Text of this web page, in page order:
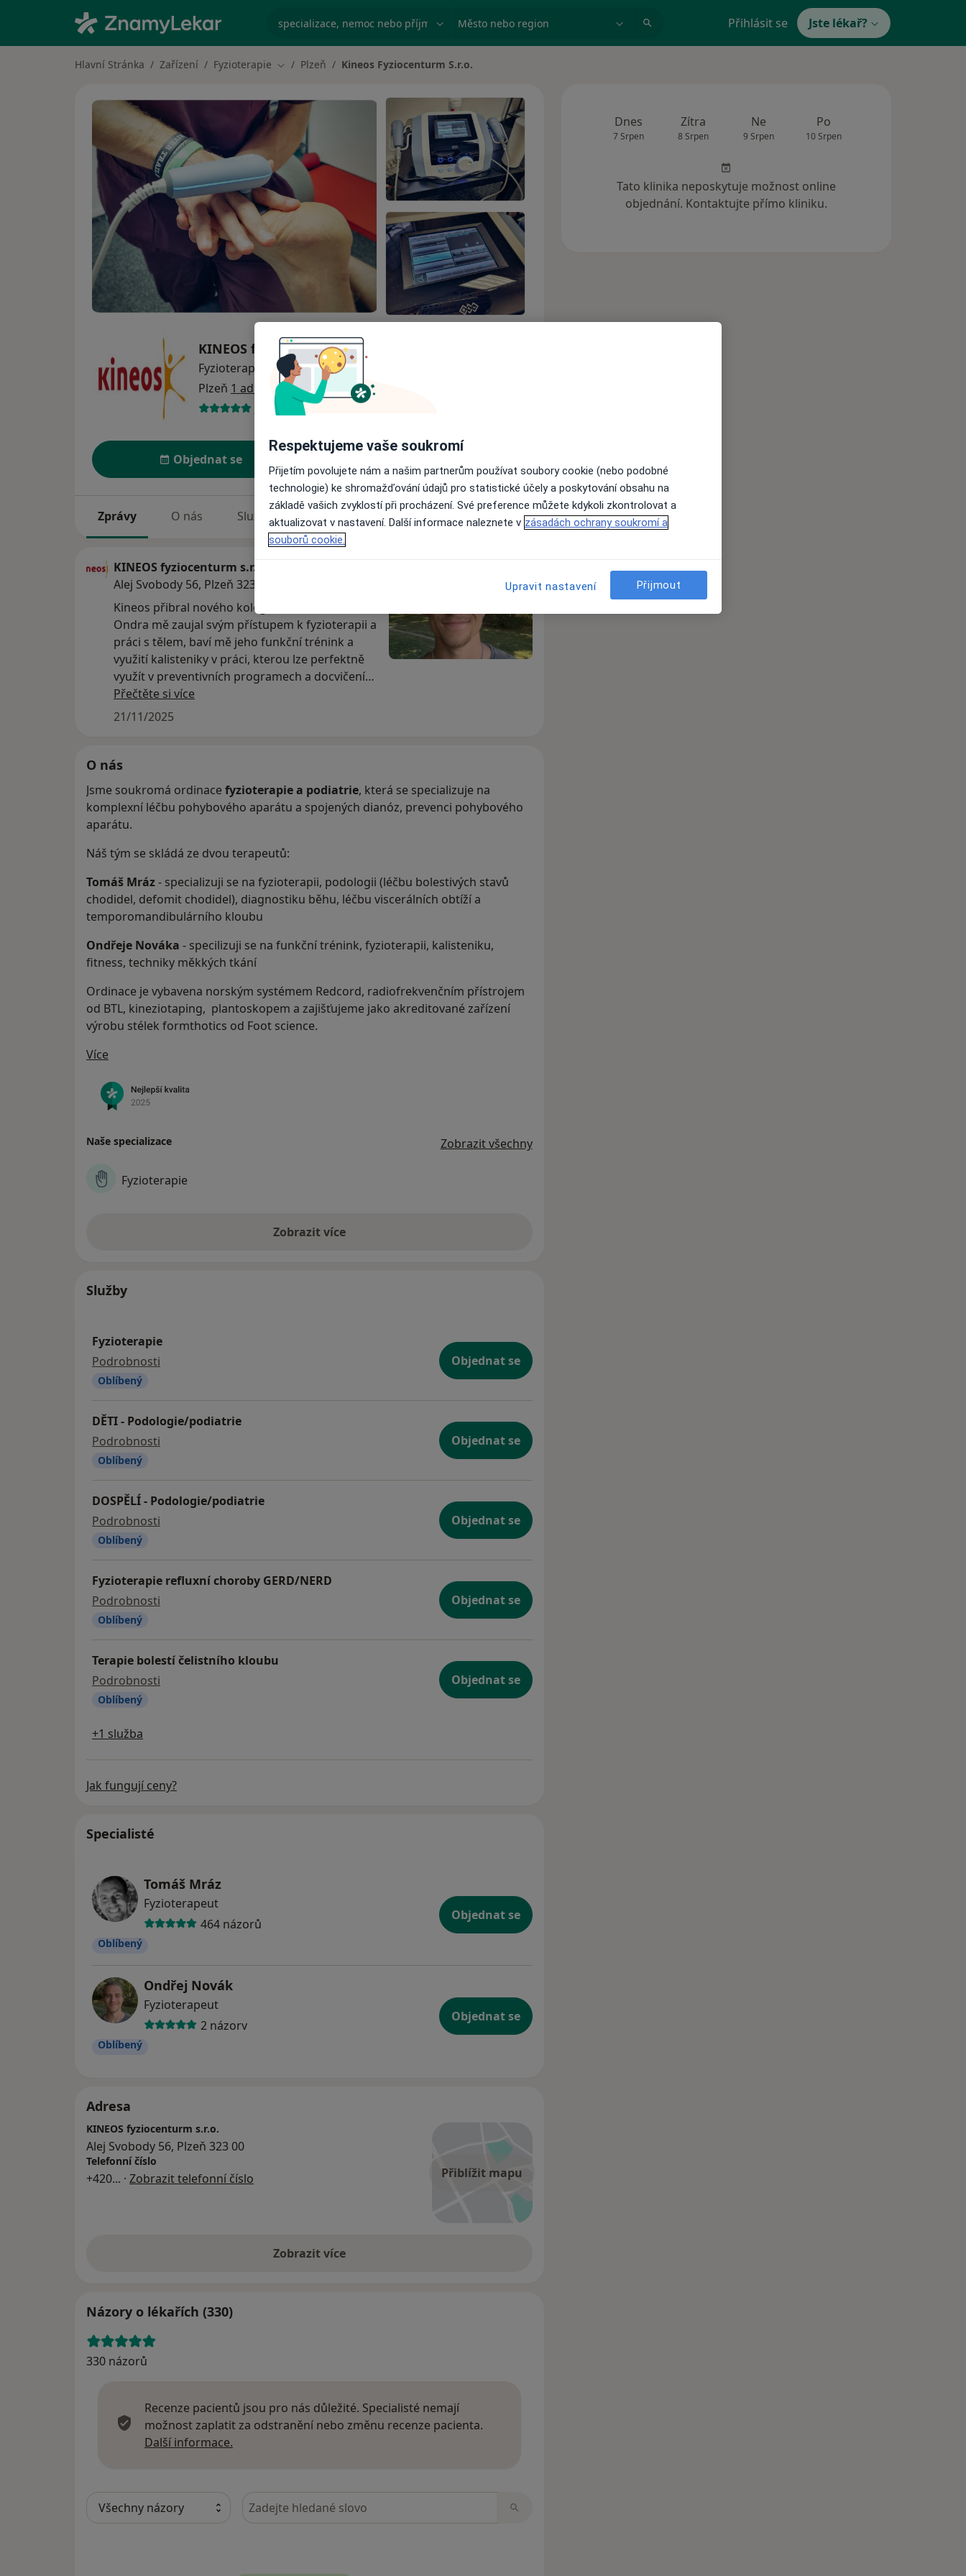
specializace, nemoc nebo příjmení Město nebo region Přihlásit se Jste lékař?
Hlavní Stránka Zařízení Fyzioterapie Změna města
Plzeň Kineos Fyziocenturm S.r.o.
KINEOS fyziocenturm s.r.o.
Fyzioterapie
Více
Plzeň 1 adresa
330 názorů
Objednat se
Zprávy O nás Služby Specialisté Adresy Názory
KINEOS fyziocenturm s.r.o.
Alej Svobody 56, Plzeň 323 00
Kineos přibral nového kolegu Ondru Nováka!!!
Ondra mě zaujal svým přístupem k fyzioterapii a
práci s tělem, baví mě jeho funkční trénink a
využití kalisteniky v práci, kterou lze perfektně
využít v preventivních programech a docvičení
po úrazech při návratu do sportu.
Pokud hledáte brzký termín fyzioterapie využijte
bolestmi zad, prevencí, návratem po zranění ke
Přečtěte si více
21/11/2025
O nás
Jsme soukromá ordinace fyzioterapie a podiatrie, která se specializuje na
komplexní léčbu pohybového aparátu a spojených dianóz, prevenci pohybového
aparátu.
Náš tým se skládá ze dvou terapeutů:
Tomáš Mráz- specializuji se na fyzioterapii, podologii (léčbu bolestivých stavů
chodidel, defomit chodidel), diagnostiku běhu, léčbu viscerálních obtíží a
temporomandibulárního kloubu
Ondřeje Nováka - specilizuji se na funkční trénink, fyzioterapii, kalisteniku,
fitness, techniky měkkých tkání
Ordinace je vybavena norským systémem Redcord, radiofrekvenčním přístrojem
od BTL, kineziotaping, plantoskopem a zajišťujeme jako akreditované zařízení
výrobu stélek formthotics od Foot science.
Více
Naše specializace Zobrazit všechny
Fyzioterapie
Zobrazit více
Služby
Fyzioterapie
Podrobnosti
Oblíbený
Objednat se
DĚTI - Podologie/podiatrie
Podrobnosti
Oblíbený
Objednat se
DOSPĚLÍ - Podologie/podiatrie
Podrobnosti
Oblíbený
Objednat se
Fyzioterapie refluxní choroby GERD/NERD
Podrobnosti
Oblíbený
Objednat se
Terapie bolestí čelistního kloubu
Podrobnosti
Oblíbený
Objednat se
+1 služba
Jak fungují ceny?
Specialisté
Tomáš Mráz
Fyzioterapeut
464 názorů
Oblíbený
Objednat se
Ondřej Novák
Fyzioterapeut
2 názory
Oblíbený
Objednat se
Adresa
Přiblížit mapu
KINEOS fyziocenturm s.r.o.
Alej Svobody 56, Plzeň 323 00
Telefonní číslo
+420... · Zobrazit telefonní číslo
Zobrazit více
Názory o lékařích (330)
330 názorů
Recenze pacientů jsou pro nás důležité. Specialisté nemají
možnost zaplatit za odstranění nebo změnu recenze pacienta.
Další informace.
Hledejte v názorech
Dnes
7 Srpen
Zítra
8 Srpen
Ne
9 Srpen
Po
10 Srpen
Tato klinika neposkytuje možnost online
objednání. Kontaktujte přímo kliniku.
Respektujeme vaše soukromí
Přijetím povolujete nám a našim partnerům používat soubory cookie (nebo podobné
technologie) ke shromažďování údajů pro statistické účely a poskytování obsahu na
základě vašich zvyklostí při procházení. Své preference můžete kdykoli zkontrolovat a
aktualizovat v nastavení. Další informace naleznete v zásadách ochrany soukromí a
souborů cookie.
Upravit nastavení Přijmout